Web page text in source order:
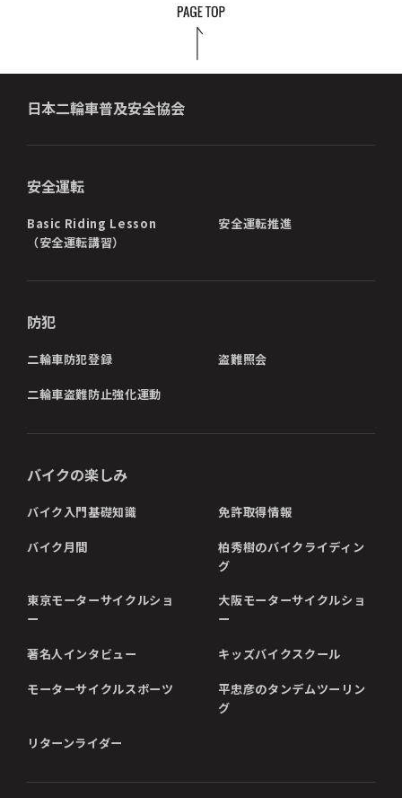
日本二輪車普及安全協会
安全運転
Basic Riding Lesson
（安全運転講習）
安全運転推進
防犯
二輪車防犯登録 盗難照会
二輪車盗難防止強化運動
バイクの楽しみ
バイク入門基礎知識 免許取得情報
バイク月間
柏秀樹のバイクライディン
グ
東京モーターサイクルショ
ー
大阪モーターサイクルショ
ー
著名人インタビュー キッズバイクスクール
モーターサイクルスポーツ
平忠彦のタンデムツーリン
グ
リターンライダー